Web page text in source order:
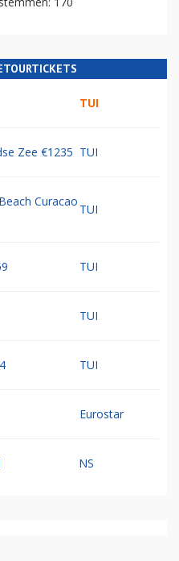
TUI
Zee €1235 TUI
Curacao
TUI
TUI
TUI
TUI
Eurostar
NS